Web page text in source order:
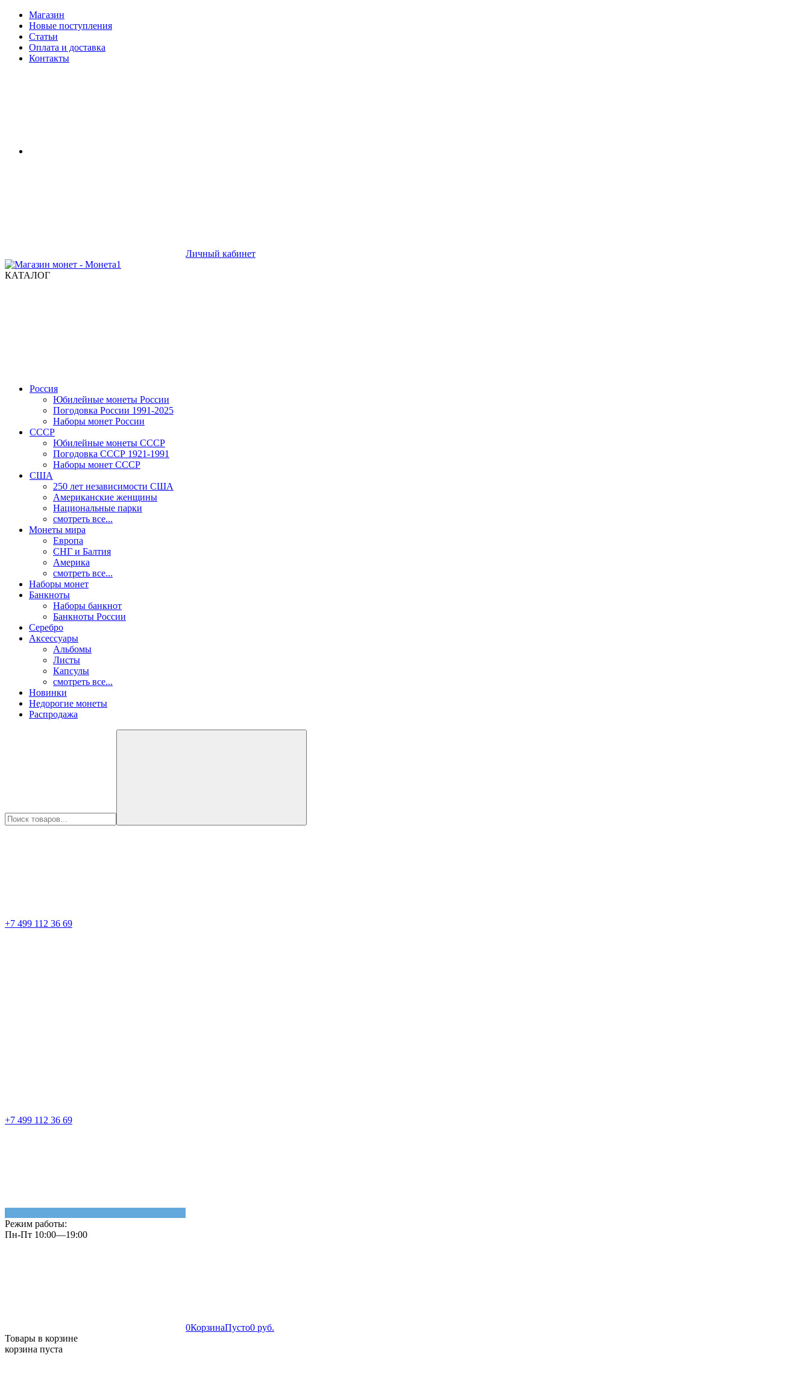
Магазин
Новые поступления
Статьи
Оплата и доставка
Контакты
Личный кабинет
КАТАЛОГ
Россия
Юбилейные монеты России
Погодовка России 1991-2025
Наборы монет России
СССР
Юбилейные монеты СССР
Погодовка СССР 1921-1991
Наборы монет СССР
США
250 лет независимости США
Американские женщины
Национальные парки
смотреть все...
Монеты мира
Европа
СНГ и Балтия
Америка
смотреть все...
Наборы монет
Банкноты
Наборы банкнот
Банкноты России
Серебро
Аксессуары
Альбомы
Листы
Капсулы
смотреть все...
Новинки
Недорогие монеты
Распродажа
+7 499 112 36 69
+7 499 112 36 69
Режим работы:
Пн-Пт 10:00—19:00
0КорзинаПусто0 руб.
Товары в корзине
корзина пуста